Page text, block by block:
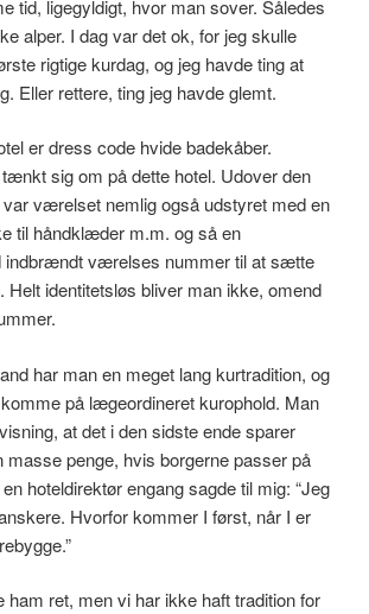
tid, ligegyldigt, hvor man sover. Således
alper. I dag var det ok, for jeg skulle
rigtige kurdag, og jeg havde ting at
Eller rettere, ting jeg havde glemt.
er dress code hvide badekåber.
sig om på dette hotel. Udover den
værelset nemlig også udstyret med en
til håndklæder m.m. og så en
værelses nummer til at sætte
Helt identitetsløs bliver man ikke, omend
har man en meget lang kurtradition, og
på lægeordineret kurophold. Man
at det i den sidste ende sparer
masse penge, hvis borgerne passer på
hoteldirektør engang sagde til mig: “Jeg
Hvorfor kommer I først, når I er
ham ret, men vi har ikke haft tradition for